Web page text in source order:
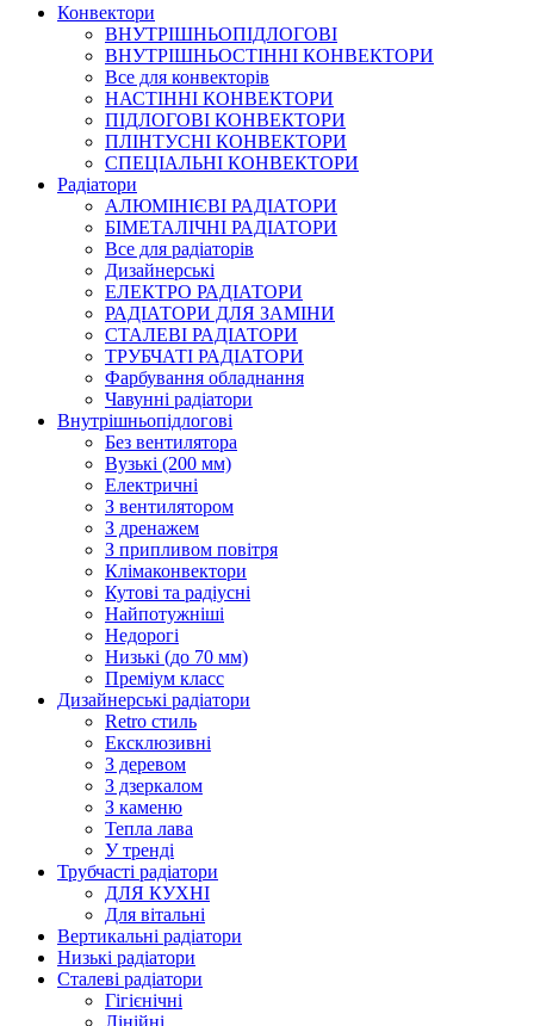
Конвектори
ВНУТРІШНЬОПІДЛОГОВІ
ВНУТРІШНЬОСТІННІ КОНВЕКТОРИ
Все для конвекторів
НАСТІННІ КОНВЕКТОРИ
ПІДЛОГОВІ КОНВЕКТОРИ
ПЛІНТУСНІ КОНВЕКТОРИ
СПЕЦІАЛЬНІ КОНВЕКТОРИ
Радіатори
АЛЮМІНІЄВІ РАДІАТОРИ
БІМЕТАЛІЧНІ РАДІАТОРИ
Все для радіаторів
Дизайнерські
ЕЛЕКТРО РАДІАТОРИ
РАДІАТОРИ ДЛЯ ЗАМІНИ
СТАЛЕВІ РАДІАТОРИ
ТРУБЧАТІ РАДІАТОРИ
Фарбування обладнання
Чавунні радіатори
Внутрішньопідлогові
Без вентилятора
Вузькі (200 мм)
Електричні
З вентилятором
З дренажем
З припливом повітря
Клімаконвектори
Кутові та радіусні
Найпотужніші
Недорогі
Низькі (до 70 мм)
Преміум класс
Дизайнерські радіатори
Retro стиль
Ексклюзивні
З деревом
З дзеркалом
З каменю
Тепла лава
У тренді
Трубчасті радіатори
ДЛЯ КУХНІ
Для вітальні
Вертикальні радіатори
Низькі радіатори
Сталеві радіатори
Гігієнічні
Лінійні